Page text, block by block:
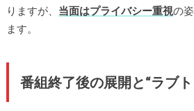
りますが、 当面はプライバシー重視の
ます。
番組終了後の展開と“ラブ